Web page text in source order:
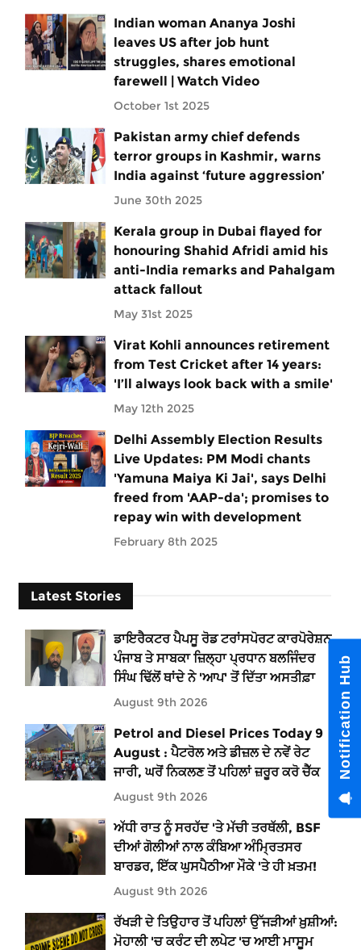
Indian woman Ananya Joshi
leaves US after job hunt
struggles, shares emotional
farewell | Watch Video
October 1st 2025
Pakistan army chief defends
terror groups in Kashmir, warns
India against ‘future aggression’
June 30th 2025
Kerala group in Dubai flayed for
honouring Shahid Afridi amid his
anti-India remarks and Pahalgam
attack fallout
May 31st 2025
Virat Kohli announces retirement
from Test Cricket after 14 years:
'I’ll always look back with a smile'
May 12th 2025
Delhi Assembly Election Results
Live Updates: PM Modi chants
'Yamuna Maiya Ki Jai', says Delhi
freed from 'AAP-da'; promises to
repay win with development
February 8th 2025
Latest Stories
ਡਾਇਰੈਕਟਰ ਪੈਪਸੂ ਰੋਡ ਟਰਾਂਸਪੋਰਟ ਕਾਰਪੋਰੇਸ਼ਨ
ਪੰਜਾਬ ਤੇ ਸਾਬਕਾ ਜ਼ਿਲ੍ਹਾ ਪ੍ਰਧਾਨ ਬਲਜਿੰਦਰ
ਸਿੰਘ ਢਿੱਲੋਂ ਥਾਂਦੇ ਨੇ 'ਆਪ' ਤੋਂ ਦਿੱਤਾ ਅਸਤੀਫ਼ਾ
August 9th 2026
Petrol and Diesel Prices Today 9
August : ਪੈਟਰੋਲ ਅਤੇ ਡੀਜ਼ਲ ਦੇ ਨਵੇਂ ਰੇਟ
ਜਾਰੀ, ਘਰੋਂ ਨਿਕਲਣ ਤੋਂ ਪਹਿਲਾਂ ਜ਼ਰੂਰ ਕਰੋ ਚੈੱਕ
August 9th 2026
ਅੱਧੀ ਰਾਤ ਨੂੰ ਸਰਹੱਦ 'ਤੇ ਮੱਚੀ ਤਰਥੱਲੀ, BSF
ਦੀਆਂ ਗੋਲੀਆਂ ਨਾਲ ਕੰਬਿਆ ਅੰਮ੍ਰਿਤਸਰ
ਬਾਰਡਰ, ਇੱਕ ਘੁਸਪੈਠੀਆ ਮੌਕੇ 'ਤੇ ਹੀ ਖ਼ਤਮ!
August 9th 2026
ਰੱਖੜੀ ਦੇ ਤਿਉਹਾਰ ਤੋਂ ਪਹਿਲਾਂ ਉੱਜੜੀਆਂ ਖ਼ੁਸ਼ੀਆਂ:
ਮੋਹਾਲੀ 'ਚ ਕਰੰਟ ਦੀ ਲਪੇਟ 'ਚ ਆਈ ਮਾਸੂਮ
Notification Hub